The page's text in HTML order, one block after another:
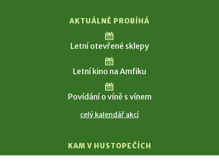
AKTUÁLNĚ PROBÍHÁ
Letní otevřené sklepy
Letní kino na Amfiku
Povídání o víně s vínem
celý kalendář akcí
KAM V HUSTOPEČÍCH